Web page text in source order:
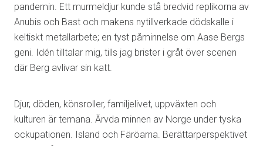
pandemin. Ett murmeldjur kunde stå bredvid replikorna av
Anubis och Bast och makens nytillverkade dödskalle i
keltiskt metallarbete; en tyst påminnelse om Aase Bergs
geni. Idén tilltalar mig, tills jag brister i gråt över scenen
där Berg avlivar sin katt.
Djur, döden, könsroller, familjelivet, uppväxten och
kulturen är temana. Ärvda minnen av Norge under tyska
ockupationen. Island och Färöarna. Berättarperspektivet